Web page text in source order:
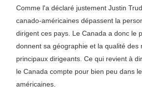
Comme l'a déclaré justement Justin
canado-américaines dépassent la
dirigent ces pays. Le Canada a donc le
donnent sa géographie et la qualité des
principaux dirigeants. Ce qui revient à
le Canada compte pour bien peu dans
américaines.